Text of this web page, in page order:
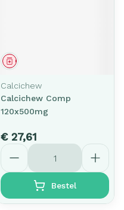
Geneesmiddel
Calcichew
Calcichew Comp
120x500mg
€ 27,61
Aantal
Bestel